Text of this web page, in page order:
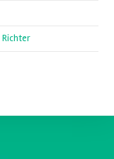
Richter